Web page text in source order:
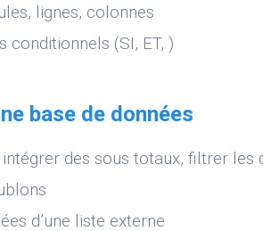
lignes, colonnes
conditionnels (SI, ET, )
base de données
des sous totaux, filtrer les
d’une liste externe